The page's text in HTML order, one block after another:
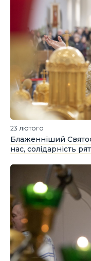
23 лютого
Блаженніший
нас, солідарність